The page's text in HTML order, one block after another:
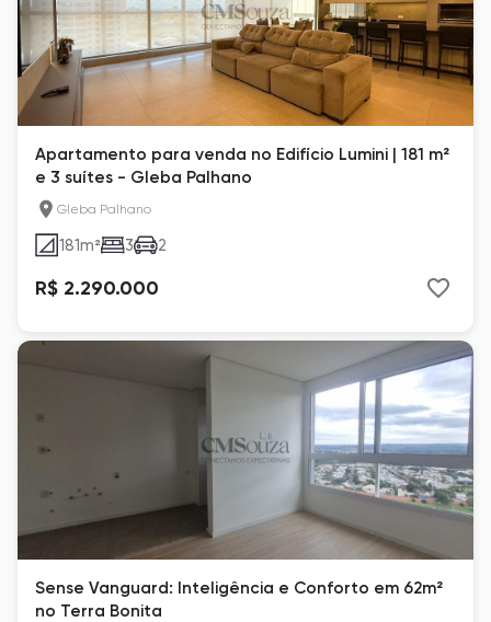
Apartamento para venda no Edifício Lumini | 181 m²
e 3 suítes - Gleba Palhano
Gleba Palhano
181m² 3 2
R$ 2.290.000
Sense Vanguard: Inteligência e Conforto em 62m²
no Terra Bonita